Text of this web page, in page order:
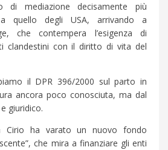
di mediazione decisamente più
quello degli USA, arrivando a
che contempera l’esigenza di
clandestini con il diritto di vita del
il DPR 396/2000 sul parto in
ancora poco conosciuta, ma dal
giuridico.
Cirio ha varato un nuovo fondo
che mira a finanziare gli enti